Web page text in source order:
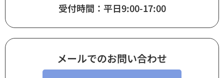
受付時間：平日9:00-17:00
メールでのお問い合わせ